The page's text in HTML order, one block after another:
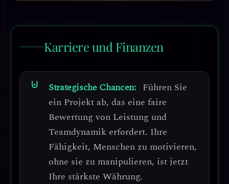
Karriere und Finanzen
Strategische Chancen: Führen Sie
ein Projekt ab, das eine faire
Bewertung von Leistung und
Teamdynamik erfordert. Ihre
Fähigkeit, Menschen zu motivieren,
ohne sie zu manipulieren, ist jetzt
Ihre stärkste Währung.